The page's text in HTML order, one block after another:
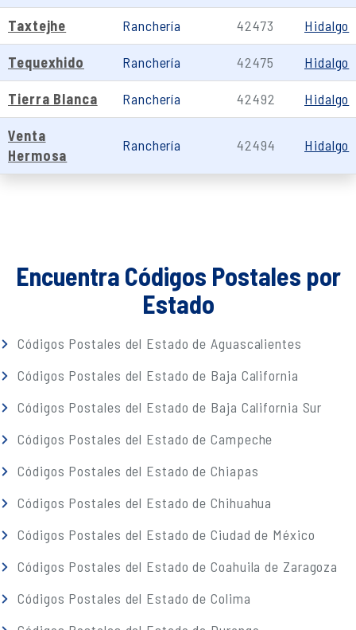
Taxtejhe Ranchería 42473 Hidalgo
Tequexhido Ranchería 42475 Hidalgo
Tierra Blanca Ranchería 42492 Hidalgo
Venta
Hermosa
Ranchería 42494 Hidalgo
Encuentra Códigos Postales por
Estado
Códigos Postales del Estado de Aguascalientes
Códigos Postales del Estado de Baja California
Códigos Postales del Estado de Baja California Sur
Códigos Postales del Estado de Campeche
Códigos Postales del Estado de Chiapas
Códigos Postales del Estado de Chihuahua
Códigos Postales del Estado de Ciudad de México
Códigos Postales del Estado de Coahuila de Zaragoza
Códigos Postales del Estado de Colima